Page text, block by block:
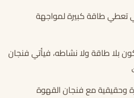
تعطي طاقة كبيرة لمواجهة
بلا طاقة ولا نشاطه، فيأتي فنجان
وحقيقية مع فنجان القهوة